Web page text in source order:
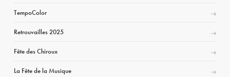
TempoColor
Retrouvailles 2025
Fête des Chiroux
La Fête de la Musique